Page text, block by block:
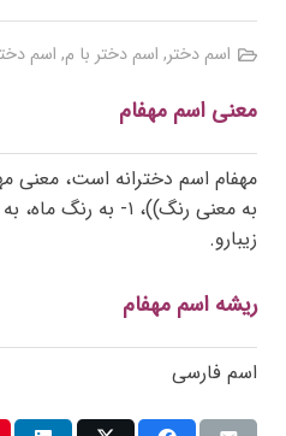
اسم دختر, اسم دختر با م, اسم
معنی اسم مهفام
مهفام اسم دخترانه است، معنی
زیبارو.
ریشه اسم مهفام
اسم فارسی